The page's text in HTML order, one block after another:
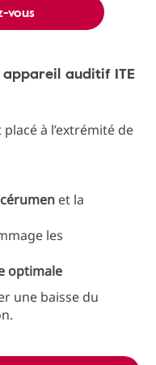
vous
auditif ITE
à l’extrémité de
cérumen et la
les
optimale
une baisse du